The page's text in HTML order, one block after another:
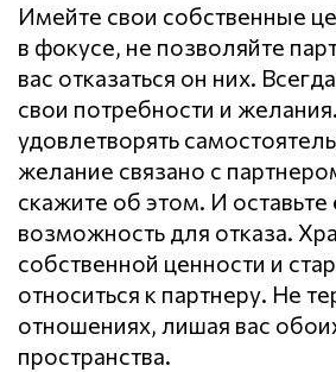
Имейте свои собственные
в фокусе, не позволяйте
вас отказаться он них.
свои потребности и
удовлетворять
желание связано с
скажите об этом. И оставьте
возможность для отказа.
собственной ценности и
относиться к партнеру. Не
отношениях, лишая вас
пространства.